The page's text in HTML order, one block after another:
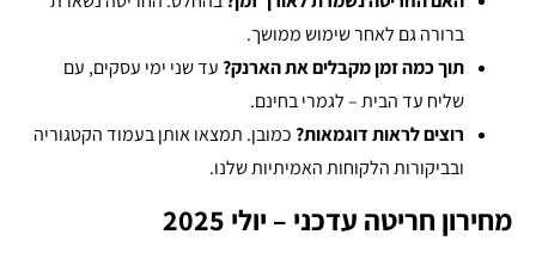
ברורה גם לאחר שימוש ממושך.
תוך כמה זמן מקבלים את הארנק?עד שני ימי עסקים, עם
שליח עד הבית – לגמרי בחינם.
רוצים לראות דוגמאות?כמובן. תמצאו אותן בעמוד הקטגוריה
ובביקורות הלקוחות האמיתיות שלנו.
מחירון חריטה עדכני – יולי 2025